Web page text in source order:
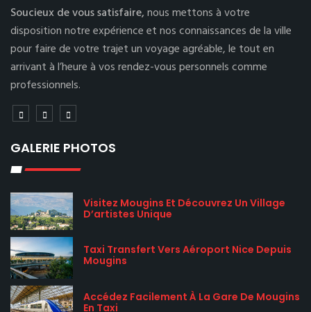
Soucieux de vous satisfaire,nous mettons à votre
disposition notre expérience et nos connaissances de la ville
pour faire de votre trajet un voyage agréable, le tout en
arrivant à l’heure à vos rendez-vous personnels comme
professionnels.
GALERIE PHOTOS
Visitez Mougins Et Découvrez Un Village
D’artistes Unique
Taxi Transfert Vers Aéroport Nice Depuis
Mougins
Accédez Facilement À La Gare De Mougins
En Taxi